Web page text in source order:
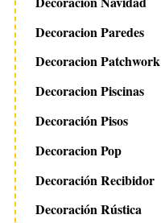
Decoracion Paredes
Decoracion Patchwork
Decoracion Piscinas
Decoración Pisos
Decoracion Pop
Decoración Recibidor
Decoración Rústica